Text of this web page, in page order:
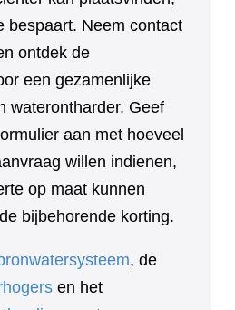
bespaart. Neem contact
ontdek de
een gezamenlijke
waterontharder. Geef
aan met hoeveel
willen indienen,
op maat kunnen
bijbehorende korting.
, de
en het